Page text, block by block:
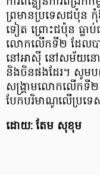
ព្រមានប្រទេសជប៉ុន កុំឱ្
ទៀត ព្រោះជប៉ុន ធ្លាប់
លោកលើកទី២ ដែលបា
នៅអាស៊ី នៅសម័យនោ
និងចិនផងដែរ។ សូមប
សង្គ្រាមលោកលើកទី២
បែកបរិមាណូលើប្រទេ
ដោយ: តែម សុខុម